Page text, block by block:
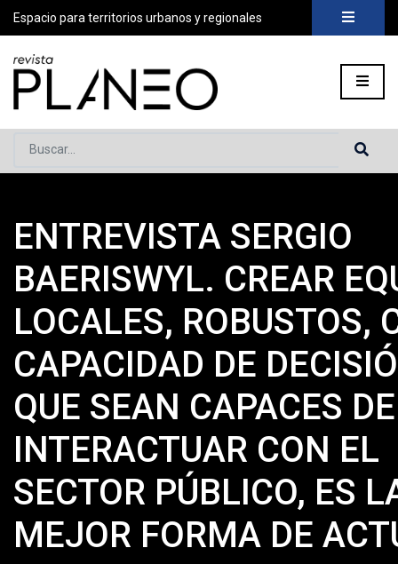
Espacio para territorios urbanos y regionales
Buscar...
Portada»Planeo Hoy»Secciones »Actores»Entrevista
ENTREVISTA SERGIO
BAERISWYL. CREAR
LOCALES, ROBUSTOS,
CAPACIDAD DE
QUE SEAN CAPACES DE
INTERACTUAR CON EL
SECTOR PÚBLICO, ES
MEJOR FORMA DE